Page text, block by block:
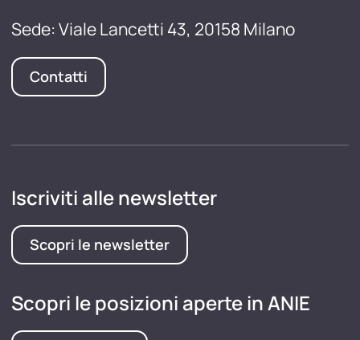
Sede: Viale Lancetti 43, 20158 Milano
Contatti
Iscriviti alle newsletter
Scopri le newsletter
Scopri le posizioni aperte in ANIE